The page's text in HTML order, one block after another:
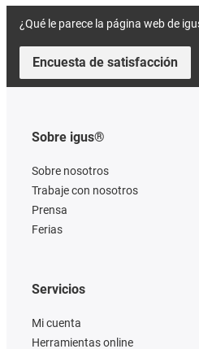
¿Qué le parece la página web de
Encuesta de satisfacción
Sobre igus®
Sobre nosotros
Trabaje con nosotros
Prensa
Ferias
Servicios
Mi cuenta
Herramientas online